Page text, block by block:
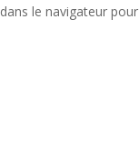
le navigateur